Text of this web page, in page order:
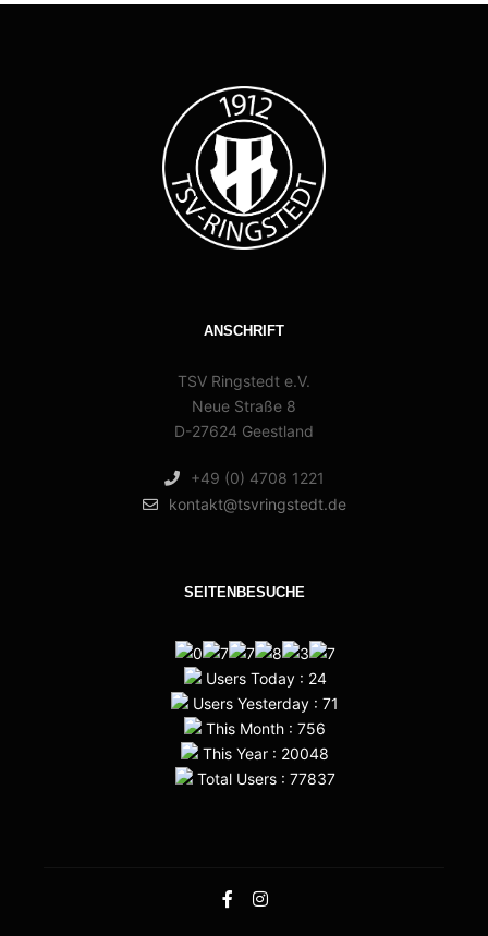
ANSCHRIFT
TSV Ringstedt e.V.
Neue Straße 8
D-27624 Geestland
+49 (0) 4708 1221
kontakt@tsvringstedt.de
SEITENBESUCHE
Users Today : 24
Users Yesterday : 71
This Month : 756
This Year : 20048
Total Users : 77837